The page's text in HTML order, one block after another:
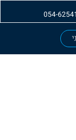
054-